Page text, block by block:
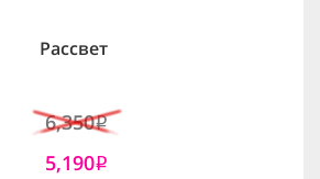
Рассвет
6,350i
5,190i